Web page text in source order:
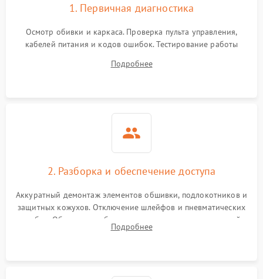
1. Первичная диагностика
Осмотр обивки и каркаса. Проверка пульта управления,
кабелей питания и кодов ошибок. Тестирование работы
в разных режимах для выявления неисправных зон и
Подробнее
2. Разборка и обеспечение доступа
Аккуратный демонтаж элементов обшивки, подлокотников и
защитных кожухов. Отключение шлейфов и пневматических
трубок. Обеспечение безопасного доступа к материнской
плате, блоку питания, моторам и каретке массажного
Подробнее